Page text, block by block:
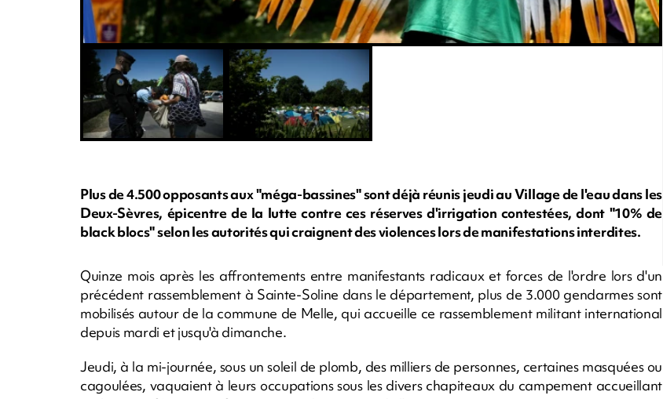
Plus de 4.500 opposants aux "méga-bassines" sont déjà réunis jeudi au Village de l'eau dans les
Deux-Sèvres, épicentre de la lutte contre ces réserves d'irrigation contestées, dont "10% de
black blocs" selon les autorités qui craignent des violences lors de manifestations interdites.
Quinze mois après les affrontements entre manifestants radicaux et forces de l'ordre lors d'un
précédent rassemblement à Sainte-Soline dans le département, plus de 3.000 gendarmes sont
mobilisés autour de la commune de Melle, qui accueille ce rassemblement militant international
depuis mardi et jusqu'à dimanche.
Jeudi, à la mi-journée, sous un soleil de plomb, des milliers de personnes, certaines masquées ou
cagoulées, vaquaient à leurs occupations sous les divers chapiteaux du campement accueillant